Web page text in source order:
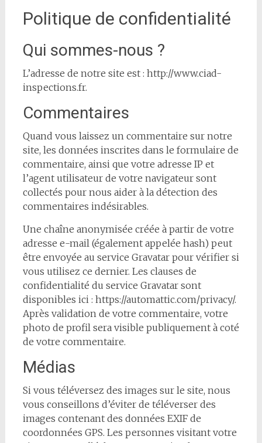
Politique de confidentialité
Qui sommes-nous ?
L’adresse de notre site est : http://www.ciad-
inspections.fr.
Commentaires
Quand vous laissez un commentaire sur notre
site, les données inscrites dans le formulaire de
commentaire, ainsi que votre adresse IP et
l’agent utilisateur de votre navigateur sont
collectés pour nous aider à la détection des
commentaires indésirables.
Une chaîne anonymisée créée à partir de votre
adresse e-mail (également appelée hash) peut
être envoyée au service Gravatar pour vérifier si
vous utilisez ce dernier. Les clauses de
confidentialité du service Gravatar sont
disponibles ici : https://automattic.com/privacy/.
Après validation de votre commentaire, votre
photo de profil sera visible publiquement à coté
de votre commentaire.
Médias
Si vous téléversez des images sur le site, nous
vous conseillons d’éviter de téléverser des
images contenant des données EXIF de
coordonnées GPS. Les personnes visitant votre